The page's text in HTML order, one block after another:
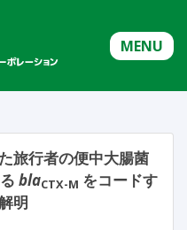
MENU
旅行者の便中大腸菌
blaCTX-M をコードす
明